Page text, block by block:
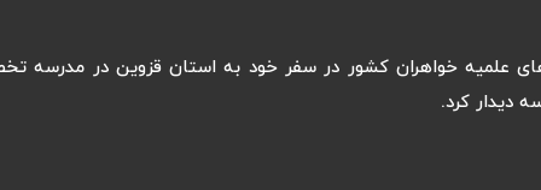
علمیه خواهران کشور در سفر خود به استان قزوین در مدرسه
دیدار کرد.